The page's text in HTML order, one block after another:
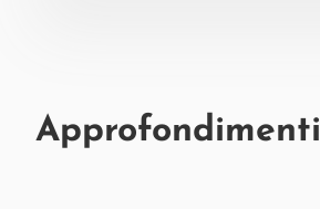
Approfondimenti